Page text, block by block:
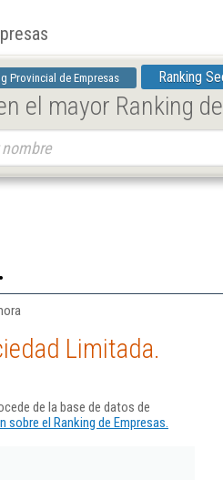
Provincial de Empresas Ranking
el mayor Ranking
Limitada.
de la base de datos de
sobre el Ranking de Empresas.